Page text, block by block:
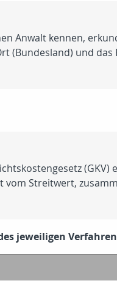
Anwalt kennen,
(Bundesland) und
(GKV)
vom Streitwert,
jeweiligen